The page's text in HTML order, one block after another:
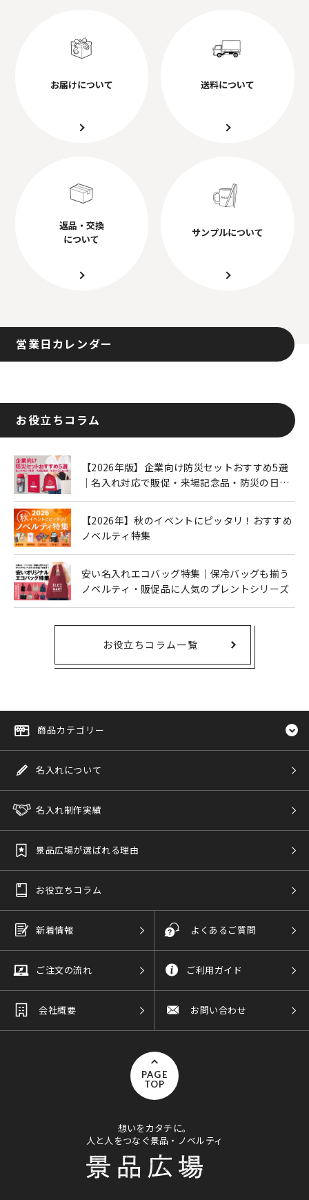
お届けについて 送料について
返品・交換
について
サンプルについて
営業日カレンダー
お役立ちコラム
【2026年版】企業向け防災セットおすすめ5選
｜名入れ対応で販促・来場記念品・防災の日に
【2026年】秋のイベントにピッタリ！おすすめ
ノベルティ特集
安い名入れエコバッグ特集｜保冷バッグも揃う
ノベルティ・販促品に人気のプレントシリーズ
お役立ちコラム一覧
商品カテゴリー
名入れについて
名入れ制作実績
景品広場が選ばれる理由
お役立ちコラム
新着情報 よくあるご質問
ご注文の流れ ご利用ガイド
会社概要 お問い合わせ
PAGE
TOP
想いをカタチに。
人と人をつなぐ景品・ノベルティ